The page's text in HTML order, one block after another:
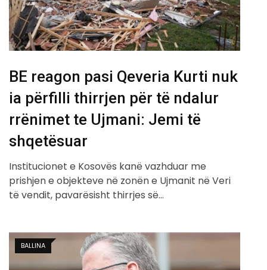
BE reagon pasi Qeveria Kurti nuk
ia përfilli thirrjen për të ndalur
rrënimet te Ujmani: Jemi të
shqetësuar
Institucionet e Kosovës kanë vazhduar me
prishjen e objekteve në zonën e Ujmanit në Veri
të vendit, pavarësisht thirrjes së…
BALLINA